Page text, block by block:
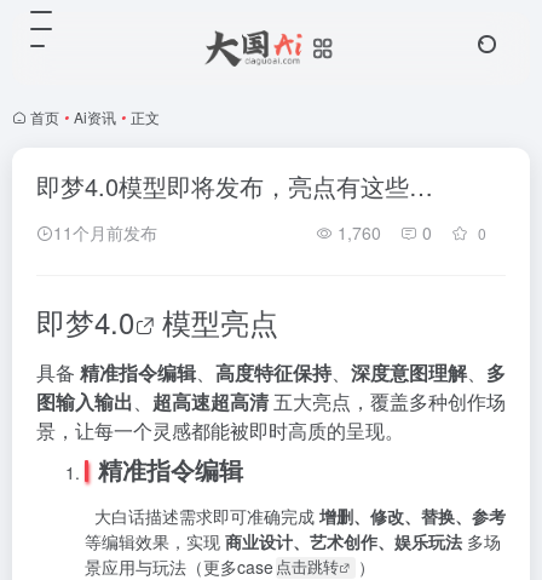
首页 • Ai资讯 • 正文
即梦4.0模型即将发布，亮点有这些…
11个月前发布 1,760 0 0
即梦4.0 模型亮点
具备 精准指令编辑、 高度特征保持、 深度意图理解、 多
图输入输出、 超高速超高清 五大亮点，覆盖多种创作场
景，让每一个灵感都能被即时高质的呈现。
精准指令编辑
大白话描述需求即可准确完成 增删、修改、替换、参考
等编辑效果，实现 商业设计、艺术创作、娱乐玩法 多场
景应用与玩法（更多case 点击跳转 ）